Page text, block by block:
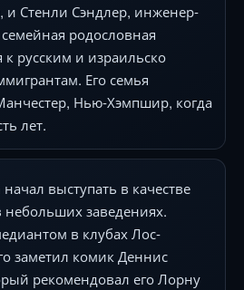
и Стенли Сэндлер, инженер-
семейная родословная
к русским и израильско
Его семья
Нью-Хэмпшир, когда
лет.
выступать в качестве
небольших заведениях.
в клубах Лос-
заметил комик Деннис
рекомендовал его Лорну